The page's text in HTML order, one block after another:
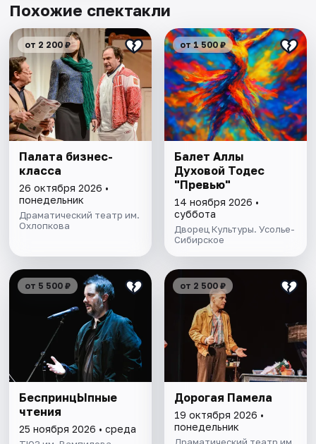
Похожие спектакли
от 2 200 ₽
Палата бизнес-
класса
26 октября 2026 •
понедельник
Драматический театр им.
Охлопкова
от 1 500 ₽
Балет Аллы
Духовой Тодес
"Превью"
14 ноября 2026 •
суббота
Дворец Культуры. Усолье-
Сибирское
от 5 500 ₽
БеспринцЫпные
чтения
25 ноября 2026 • среда
от 2 500 ₽
Дорогая Памела
19 октября 2026 •
понедельник